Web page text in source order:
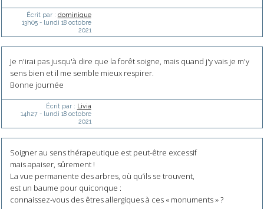
Écrit par : dominique
13h05- lundi 18 octobre
2021
Je n'irai pas jusqu'à dire que la forêt soigne, mais quand j'y vais je m'y
sens bien et il me semble mieux respirer.
Bonne journée
Écrit par : Livia
14h27- lundi 18 octobre
2021
Soigner au sens thérapeutique est peut-être excessif
mais apaiser, sûrement !
La vue permanente des arbres, où qu’ils se trouvent,
est un baume pour quiconque :
connaissez-vous des êtres allergiques à ces « monuments » ?